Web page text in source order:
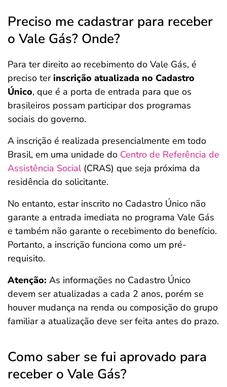
Preciso me cadastrar para receber
o Vale Gás? Onde?
Para ter direito ao recebimento do Vale Gás, é
preciso ter inscrição atualizada no Cadastro
Único, que é a porta de entrada para que os
brasileiros possam participar dos programas
sociais do governo.
A inscrição é realizada presencialmente em todo
Brasil, em uma unidade do Centro de Referência de
Assistência Social(CRAS) que seja próxima da
residência do solicitante.
No entanto, estar inscrito no Cadastro Único não
garante a entrada imediata no programa Vale Gás
e também não garante o recebimento do benefício.
Portanto, a inscrição funciona como um pré-
requisito.
Atenção: As informações no Cadastro Único
devem ser atualizadas a cada 2 anos, porém se
houver mudança na renda ou composição do grupo
familiar a atualização deve ser feita antes do prazo.
Como saber se fui aprovado para
receber o Vale Gás?